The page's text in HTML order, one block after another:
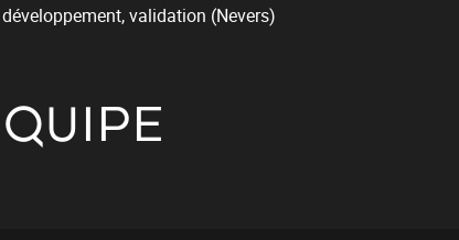
validation (Nevers)